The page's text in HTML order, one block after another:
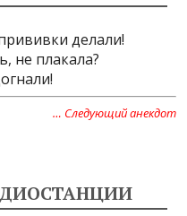
делали!
не плакала?
… Следующий анекдот